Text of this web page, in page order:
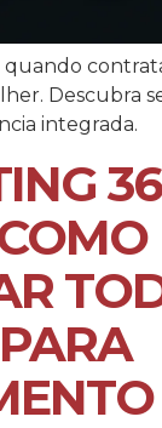
quando
Descubra
integrada.